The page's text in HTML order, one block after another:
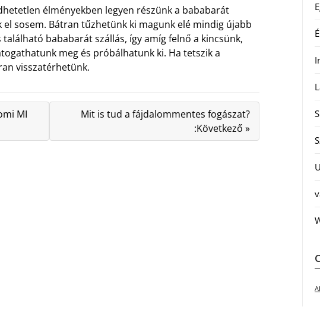
élményekben legyen részünk a bababarát
sosem. Bátran tűzhetünk ki magunk elé mindig újabb
bababarát szállás, így amíg felnő a kincsünk,
meg és próbálhatunk ki. Ha tetszik a
visszatérhetünk.
MI
Mit is tud a fájdalommentes fogászat?
:Következő »